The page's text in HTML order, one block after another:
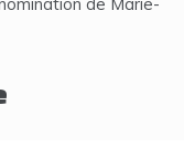
de Marie-